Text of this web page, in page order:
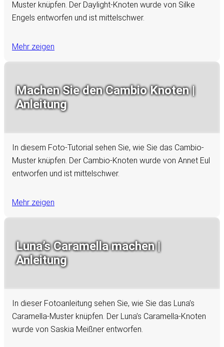
Muster knüpfen. Der Daylight-Knoten wurde von Silke
Engels entworfen und ist mittelschwer.
Mehr zeigen
Machen Sie den Cambio Knoten |
Anleitung
In diesem Foto-Tutorial sehen Sie, wie Sie das Cambio-
Muster knüpfen. Der Cambio-Knoten wurde von Annet Eul
entworfen und ist mittelschwer.
Mehr zeigen
Luna’s Caramella machen |
Anleitung
In dieser Fotoanleitung sehen Sie, wie Sie das Luna’s
Caramella-Muster knüpfen. Der Luna’s Caramella-Knoten
wurde von Saskia Meißner entworfen.